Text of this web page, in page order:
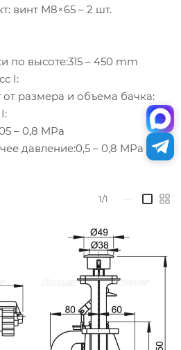
винт M8×65 – 2 шт.
по высоте:315 – 450 mm
I:
размера и объема бачка:
– 0,8 MPa
давление:0,5 – 0,8 MPa
1/1